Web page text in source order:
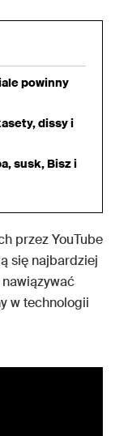
powinny
dissy i
susk, Bisz i
przez YouTube
się najbardziej
w technologii